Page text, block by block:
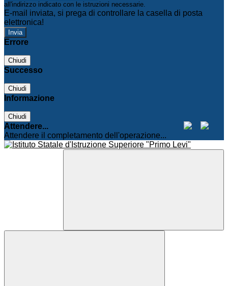
all'indirizzo indicato con le istruzioni necessarie.
E-mail inviata, si prega di controllare la casella di posta
elettronica!
Errore
Chiudi
Successo
Chiudi
Informazione
Chiudi
Attendere...
Attendere il completamento dell'operazione...